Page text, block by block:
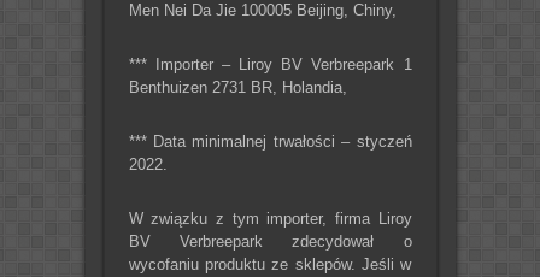
Men Nei Da Jie 100005 Beijing, Chiny,
*** Importer – Liroy BV Verbreepark 1
Benthuizen 2731 BR, Holandia,
*** Data minimalnej trwałości – styczeń
2022.
W związku z tym importer, firma Liroy
BV Verbreepark zdecydował o
wycofaniu produktu ze sklepów. Jeśli w